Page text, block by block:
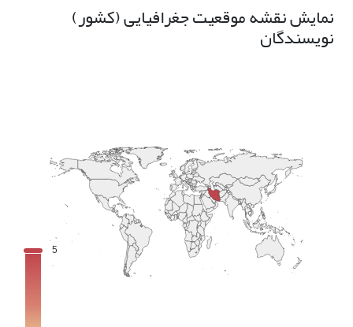
نمایش نقشه موقعیت جغرافیایی (کشور)
نویسندگان